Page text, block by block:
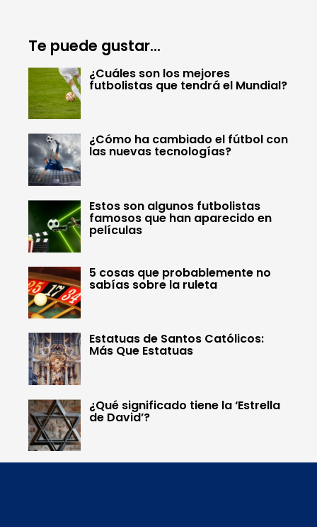
Te puede gustar...
¿Cuáles son los mejores
futbolistas que tendrá el Mundial?
¿Cómo ha cambiado el fútbol con
las nuevas tecnologías?
Estos son algunos futbolistas
famosos que han aparecido en
películas
5 cosas que probablemente no
sabías sobre la ruleta
Estatuas de Santos Católicos:
Más Que Estatuas
¿Qué significado tiene la ‘Estrella
de David’?